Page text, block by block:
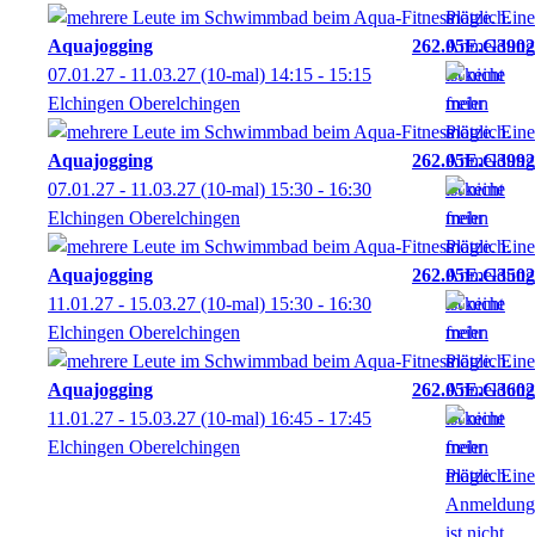
Aquajogging
262.05E.G3902
07.01.27 - 11.03.27 (10-mal) 14:15 - 15:15
Elchingen Oberelchingen
Aquajogging
262.05E.G3992
07.01.27 - 11.03.27 (10-mal) 15:30 - 16:30
Elchingen Oberelchingen
Aquajogging
262.05E.G3502
11.01.27 - 15.03.27 (10-mal) 15:30 - 16:30
Elchingen Oberelchingen
Aquajogging
262.05E.G3602
11.01.27 - 15.03.27 (10-mal) 16:45 - 17:45
Elchingen Oberelchingen